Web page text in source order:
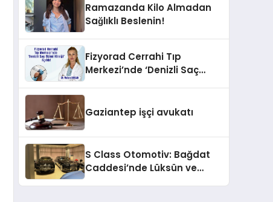
Ramazanda Kilo Almadan
Sağlıklı Beslenin!
Fizyorad Cerrahi Tıp
Merkezi’nde ‘Denizli Saç
Gaziantep işçi avukatı
S Class Otomotiv: Bağdat
Caddesi’nde Lüksün ve